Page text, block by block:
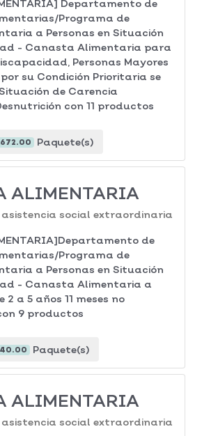
Departamento de
Programa de
a Personas en Situación
- Canasta Alimentaria para
Personas Mayores
su Condición Prioritaria se
de Carencia
con 11 productos
Paquete(s)
ALIMENTARIA
social extraordinaria
de
Programa de
a Personas en Situación
- Canasta Alimentaria a
2 a 5 años 11 meses no
9 productos
Paquete(s)
ALIMENTARIA
social extraordinaria